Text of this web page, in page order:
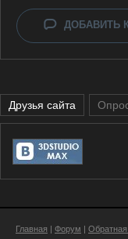
ДОБАВИТЬ
Друзья сайта
Главная | Форум | Обратная